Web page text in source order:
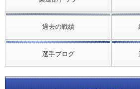
過去の戦績
選手ブログ